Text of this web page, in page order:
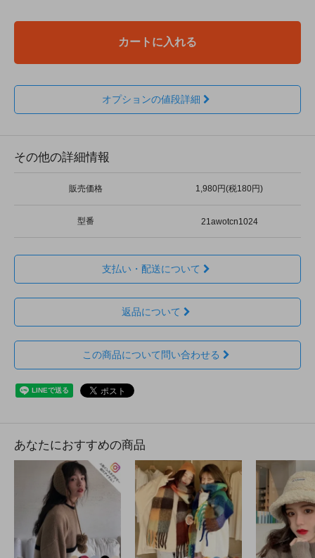
カートに入れる
オプションの値段詳細
その他の詳細情報
販売価格 1,980円(税180円)
型番 21awotcn1024
支払い・配送について
返品について
この商品について問い合わせる
あなたにおすすめの商品